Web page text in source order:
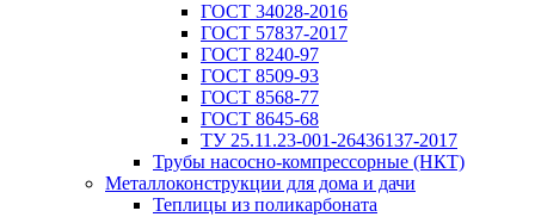
ГОСТ 34028-2016
ГОСТ 57837-2017
ГОСТ 8240-97
ГОСТ 8509-93
ГОСТ 8568-77
ГОСТ 8645-68
ТУ 25.11.23-001-26436137-2017
Трубы насосно-компрессорные (НКТ)
Металлоконструкции для дома и дачи
Теплицы из поликарбоната